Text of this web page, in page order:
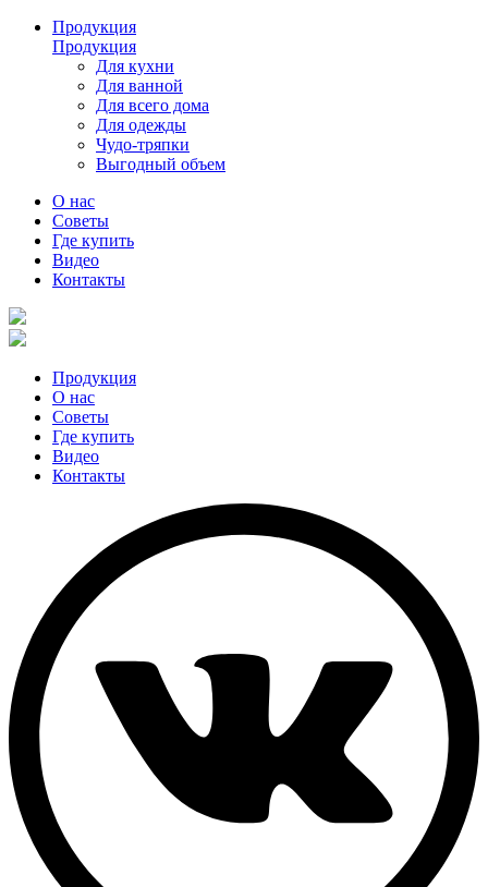
Продукция
Продукция
Для кухни
Для ванной
Для всего дома
Для одежды
Чудо-тряпки
Выгодный объем
О нас
Советы
Где купить
Видео
Контакты
Продукция
О нас
Советы
Где купить
Видео
Контакты